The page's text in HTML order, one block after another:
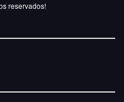
reservados!